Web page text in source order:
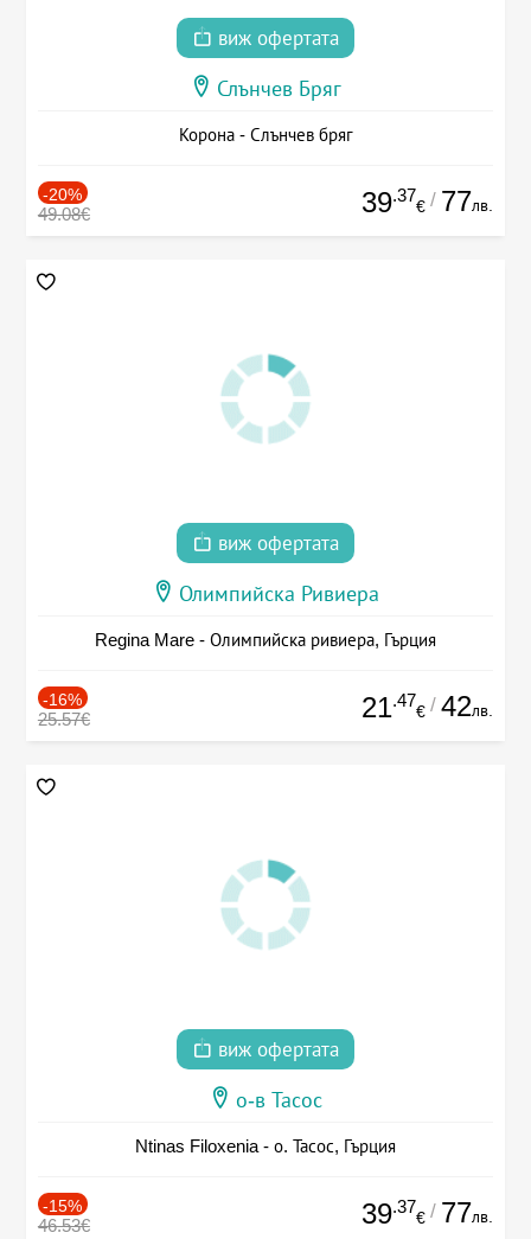
виж офертата
Слънчев Бряг
Корона - Слънчев бряг
-20%
49.08€ 39.37
€ / 77лв.
виж офертата
Олимпийска Ривиера
Regina Mare - Олимпийска ривиера, Гърция
-16%
25.57€ 21.47
€ / 42лв.
виж офертата
о-в Тасос
Ntinas Filoxenia - о. Тасос, Гърция
-15%
46.53€ 39.37
€ / 77лв.